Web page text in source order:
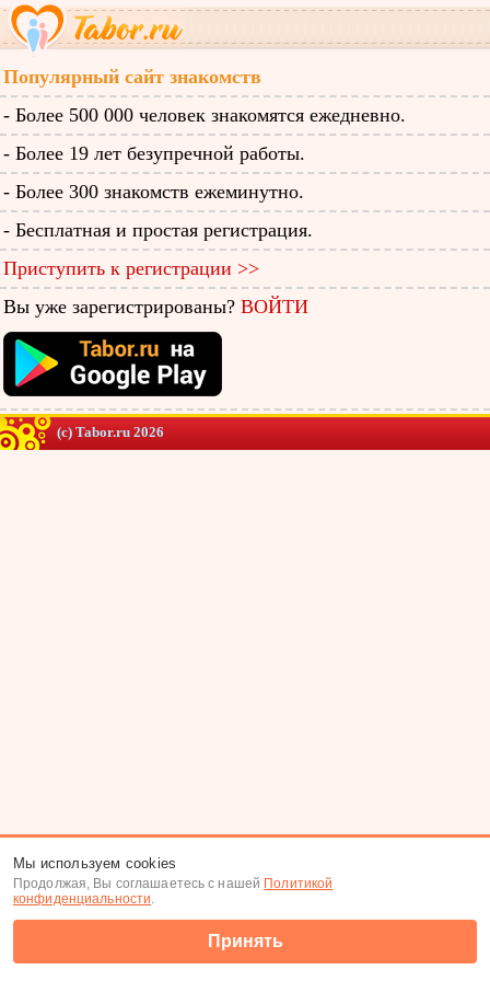
Популярный сайт знакомств
- Более 500 000 человек знакомятся ежедневно.
- Более 19 лет безупречной работы.
- Более 300 знакомств ежеминутно.
- Бесплатная и простая регистрация.
Приступить к регистрации >>
Вы уже зарегистрированы? ВОЙТИ
(c) Tabor.ru 2026
Мы используем cookies
Продолжая, Вы соглашаетесь с нашей Политикой
конфиденциальности.
Принять